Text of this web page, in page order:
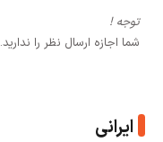
توجه !
شما اجازه ارسال نظر را ندارید.
ایرانی